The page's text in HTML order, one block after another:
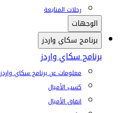
رحلات المتابعة
الوجهات
برنامج سكاي واردز
برنامج سكاي واردز
معلومات عن برنامج سكاي واردز
كسب الأميال
إنفاق الأميال